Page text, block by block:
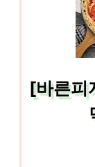
[바른피